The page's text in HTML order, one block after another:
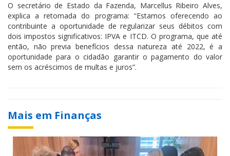
O secretário de Estado da Fazenda, Marcellus Ribeiro Alves,
explica a retomada do programa: “Estamos oferecendo ao
contribuinte a oportunidade de regularizar seus débitos com
dois impostos significativos: IPVA e ITCD. O programa, que até
então, não previa benefícios dessa natureza até 2022, é a
oportunidade para o cidadão garantir o pagamento do valor
sem os acréscimos de multas e juros”.
Mais em Finanças